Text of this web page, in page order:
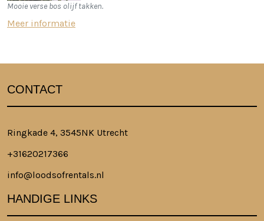
Mooie verse bos olijf takken.
Meer informatie
CONTACT
Ringkade 4, 3545NK Utrecht
+31620217366
info@loodsofrentals.nl
HANDIGE LINKS